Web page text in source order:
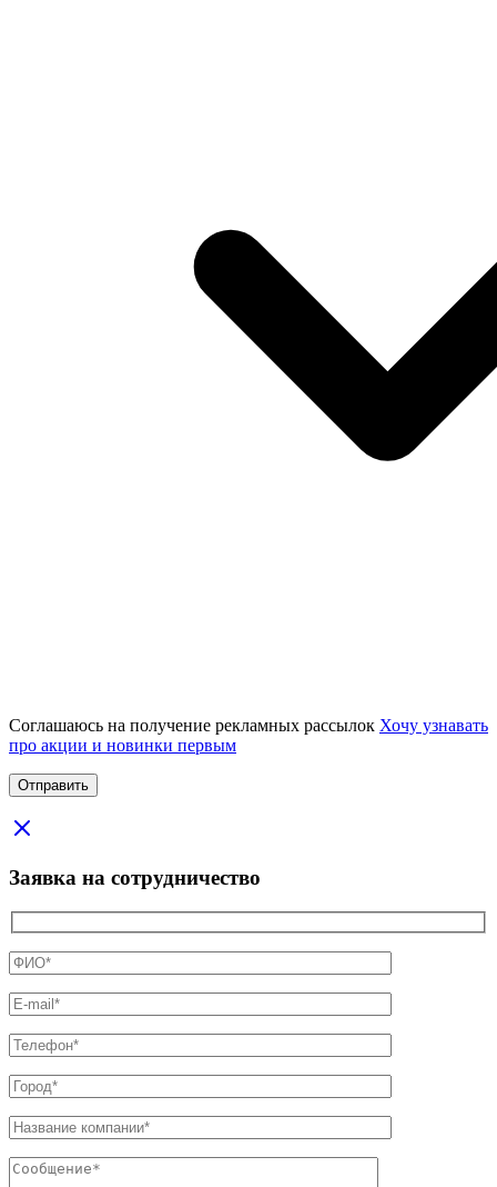
Соглашаюсь на получение рекламных рассылок Хочу узнавать
про акции и новинки первым
Заявка на сотрудничество